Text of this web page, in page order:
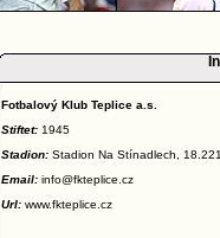
Fotbalový Klub Teplice a.s.
Stiftet: 1945
Stadion: Stadion Na Stínadlech,
Email: info@fkteplice.cz
Url: www.fkteplice.cz